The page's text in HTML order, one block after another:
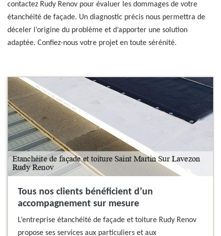
contactez Rudy Renov pour évaluer les dommages de votre
étanchéité de façade. Un diagnostic précis nous permettra de
déceler l’origine du problème et d’apporter une solution
adaptée. Confiez-nous votre projet en toute sérénité.
Tous nos clients bénéficient d’un
accompagnement sur mesure
L’entreprise étanchéité de façade et toiture Rudy Renov
propose ses services aux particuliers et aux